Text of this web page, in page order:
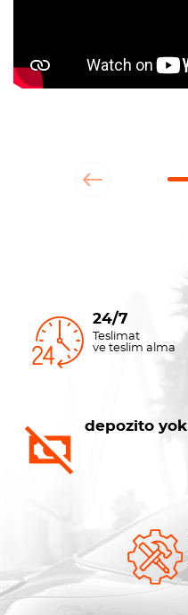
24/7
Teslimat
ve teslim alma
depozito yok